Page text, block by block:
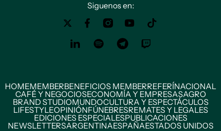
Siguenos en:
HOMEMEMBERBENEFICIOS MEMBERREFERÍNACIONAL
CAFÉ Y NEGOCIOSECONOMÍA Y EMPRESASAGRO
BRAND STUDIOMUNDOCULTURA Y ESPECTÁCULOS
LIFESTYLEOPINIÓNFÚNEBRESREMATES Y LEGALES
EDICIONES ESPECIALESPUBLICACIONES
NEWSLETTERSARGENTINAESPAÑAESTADOS UNIDOS